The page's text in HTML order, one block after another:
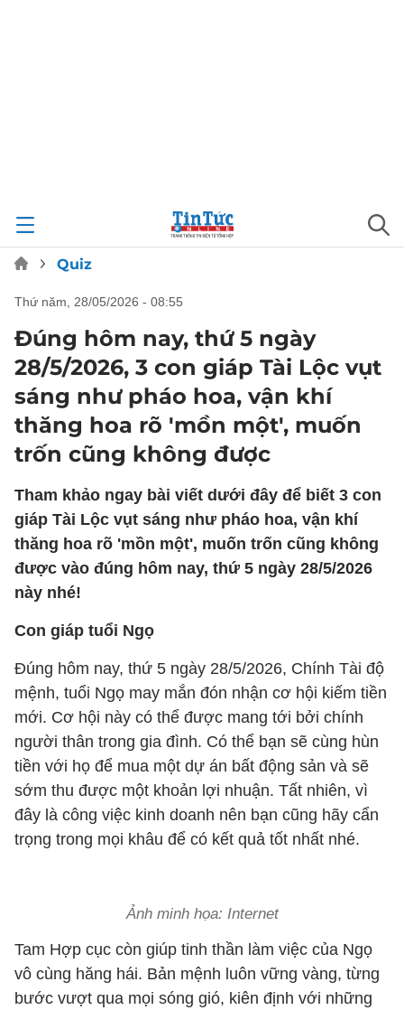
Quiz
thứ năm, 28/05/2026 - 08:55
Đúng hôm nay, thứ 5 ngày
28/5/2026, 3 con giáp Tài Lộc vụt
sáng như pháo hoa, vận khí
thăng hoa rõ 'mồn một', muốn
trốn cũng không được
Tham khảo ngay bài viết dưới đây để biết 3 con
giáp Tài Lộc vụt sáng như pháo hoa, vận khí
thăng hoa rõ 'mồn một', muốn trốn cũng không
được vào đúng hôm nay, thứ 5 ngày 28/5/2026
này nhé!
Con giáp tuổi Ngọ
Đúng hôm nay, thứ 5 ngày 28/5/2026, Chính Tài độ
mệnh, tuổi Ngọ may mắn đón nhận cơ hội kiếm tiền
mới. Cơ hội này có thể được mang tới bởi chính
người thân trong gia đình. Có thể bạn sẽ cùng hùn
tiền với họ để mua một dự án bất động sản và sẽ
sớm thu được một khoản lợi nhuận. Tất nhiên, vì
đây là công việc kinh doanh nên bạn cũng hãy cẩn
trọng trong mọi khâu để có kết quả tốt nhất nhé.
Ảnh minh họa: Internet
Tam Hợp cục còn giúp tinh thần làm việc của Ngọ
vô cùng hăng hái. Bản mệnh luôn vững vàng, từng
bước vượt qua mọi sóng gió, kiên định với những